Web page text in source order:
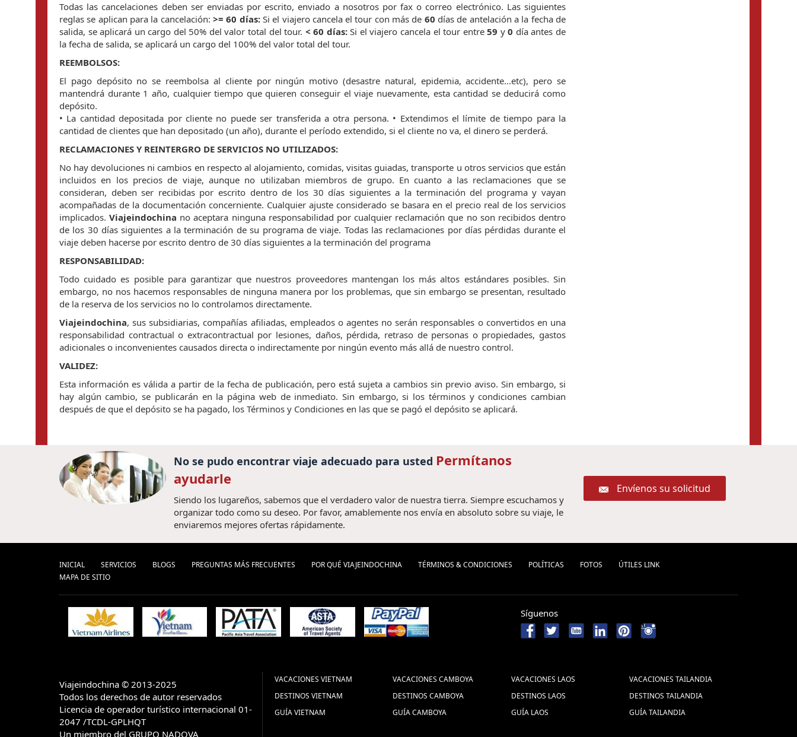
Todas las cancelaciones deben ser enviadas por escrito, enviado a nosotros por fax o correo electrónico. Las siguientes
reglas se aplican para la cancelación: >= 60 días:Si el viajero cancela el tour con más de 60 días de antelación a la fecha de
salida, se aplicará un cargo del 50% del valor total del tour. < 60 días:Si el viajero cancela el tour entre59 y0 día antes de
la fecha de salida, se aplicará un cargo del 100% del valor total del tour.
REEMBOLSOS:
El pago depósito no se reembolsa al cliente por ningún motivo (desastre natural, epidemia, accidente...etc), pero se
mantendrá durante 1 año, cualquier tiempo que quieren conseguir el viaje nuevamente, esta cantidad se deducirá como
depósito.
• La cantidad depositada por cliente no puede ser transferida a otra persona. • Extendimos el límite de tiempo para la
cantidad de clientes que han depositado (un año), durante el período extendido, si el cliente no va, el dinero se perderá.
RECLAMACIONES Y REINTERGRO DE SERVICIOS NO UTILIZADOS:
No hay devoluciones ni cambios en respecto al alojamiento, comidas, visitas guiadas, transporte u otros servicios que están
incluidos en los precios de viaje, aunque no utilizaban miembros de grupo. En cuanto a las reclamaciones que se
consideran, deben ser recibidas por escrito dentro de los 30 días siguientes a la terminación del programa y vayan
acompañadas de la documentación concerniente. Cualquier ajuste considerado se basara en el precio real de los servicios
implicados.Viajeindochina no aceptara ninguna responsabilidad por cualquier reclamación que no son recibidos dentro
de los 30 días siguientes a la terminación de su programa de viaje. Todas las reclamaciones por días pérdidas durante el
viaje deben hacerse por escrito dentro de 30 días siguientes a la terminación del programa
RESPONSABILIDAD:
Todo cuidado es posible para garantizar que nuestros proveedores mantengan los más altos estándares posibles. Sin
embargo, no nos hacemos responsables de ninguna manera por los problemas, que sin embargo se presentan, resultado
de la reserva de los servicios no lo controlamos directamente.
Viajeindochina, sus subsidiarias, compañías afiliadas, empleados o agentes no serán responsables o convertidos en una
responsabilidad contractual o extracontractual por lesiones, daños, pérdida, retraso de personas o propiedades, gastos
adicionales o inconvenientes causados directa o indirectamente por ningún evento más allá de nuestro control.
VALIDEZ:
Esta información es válida a partir de la fecha de publicación, pero está sujeta a cambios sin previo aviso. Sin embargo, si
hay algún cambio, se publicarán en la página web de inmediato. Sin embargo, si los términos y condiciones cambian
después de que el depósito se ha pagado, los Términos y Condiciones en las que se pagó el depósito se aplicará.
No se pudo encontrar viaje adecuado para usted Permítanos
ayudarle
Siendo los lugareños, sabemos que el verdadero valor de nuestra tierra. Siempre escuchamos y
organizar todo como su deseo. Por favor, amablemente nos envía en absoluto sobre su viaje, le
enviaremos mejores ofertas rápidamente.
Envíenos su solicitud
INICIAL SERVICIOS BLOGS PREGUNTAS MÁS FRECUENTES POR QUÉ VIAJEINDOCHINA TÉRMINOS & CONDICIONES POLÍ­TICAS FOTOS
ÚTILES LINK
MAPA DE SITIO
Síguenos
Viajeindochina © 2013-2025
Todos los derechos de autor reservados
Licencia de operador turístico internacional 01-
2047 /TCDL-GPLHQT
Un miembro del GRUPO NADOVA
VACACIONES VIETNAM
DESTINOS VIETNAM
GUÍA VIETNAM
VACACIONES CAMBOYA
DESTINOS CAMBOYA
GUÍA CAMBOYA
VACACIONES LAOS
DESTINOS LAOS
GUÍA LAOS
VACACIONES TAILANDIA
DESTINOS TAILANDIA
GUÍA TAILANDIA